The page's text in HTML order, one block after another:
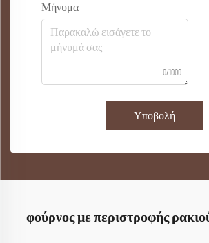
Μήνυμα
0/1000
Υποβολή
φούρνος με περιστροφής